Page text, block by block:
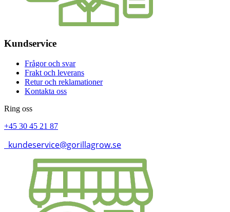
Kundservice
Frågor och svar
Frakt och leverans
Retur och reklamationer
Kontakta oss
Ring oss
+45 30 45 21 87
kundeservice@gorillagrow.se